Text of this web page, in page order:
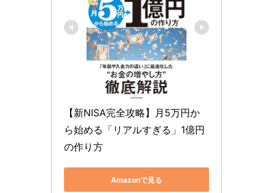
【新NISA完全攻略】月5万円か
ら始める「リアルすぎる」1億円
の作り方
Amazonで見る